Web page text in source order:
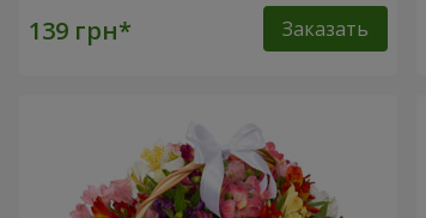
Заказать